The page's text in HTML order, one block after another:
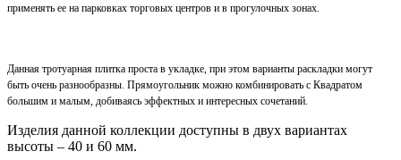
применять ее на парковках торговых центров и в прогулочных зонах.
Данная тротуарная плитка проста в укладке, при этом варианты раскладки могут
быть очень разнообразны. Прямоугольник можно комбинировать с Квадратом
большим и малым, добиваясь эффектных и интересных сочетаний.
Изделия данной коллекции доступны в двух вариантах
высоты – 40 и 60 мм.